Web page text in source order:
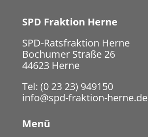
SPD Fraktion Herne
SPD-Ratsfraktion Herne
Bochumer Straße 26
44623 Herne
Tel: (0 23 23) 949150
info@spd-fraktion-herne.de
Menü